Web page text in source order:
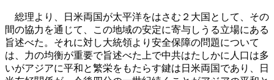
総理より、日米両国が太平洋をはさむ２大国として、その
間の協力を通じて、この地域の安定に寄与しうる立場にある
旨述べた。それに対し大統領より安全保障の問題について
は、力の均衡が重要で旨述べた上で中共はたしかに人口は多
いがアジアに平和と繁栄をもたらす鍵は日米両国であり、日